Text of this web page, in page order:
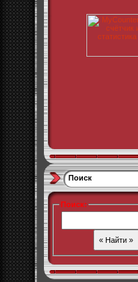
Поиск
Поиск: